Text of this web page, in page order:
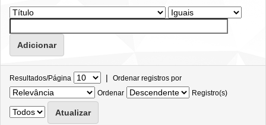
Resultados/Página | Ordenar registros por
Ordenar
Registro(s)